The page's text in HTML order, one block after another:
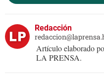
Redacción
Artículo elaborado
LA PRENSA.